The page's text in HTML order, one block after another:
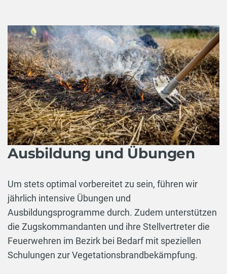
Ausbildung und Übungen
Um stets optimal vorbereitet zu sein, führen wir
jährlich intensive Übungen und
Ausbildungsprogramme durch. Zudem unterstützen
die Zugskommandanten und ihre Stellvertreter die
Feuerwehren im Bezirk bei Bedarf mit speziellen
Schulungen zur Vegetationsbrandbekämpfung.